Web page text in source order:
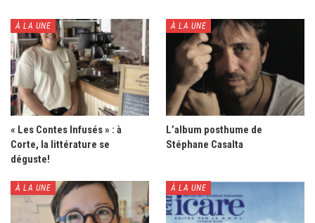
À LA UNE
« Les Contes Infusés » : à
Corte, la littérature se
déguste!
À LA UNE
L’album posthume de
Stéphane Casalta
À LA UNE À LA UNE